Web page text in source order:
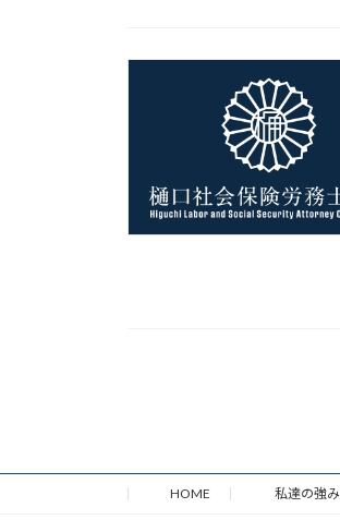
の
ペ
HOME 私達の強み